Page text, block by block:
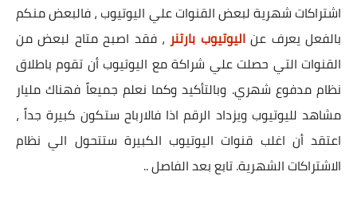
اشتراكات شهرية لبعض القنوات علي اليوتيوب ، فالبعض منكم
بالفعل يعرف عناليوتيوب بارتنر، فقد اصبح متاح لبعض من
القنوات التي حصلت علي شراكة مع اليوتيوب أن تقوم باطلاق
نظام مدفوع شهري. وبالتأكيد وكما نعلم جميعاً فهناك مليار
مشاهد لليوتيوب ويزداد الرقم اذا فالارباح ستكون كبيرة جداً ،
اعتقد أن اغلب قنوات اليوتيوب الكبيرة ستتحول الي نظام
الاشتراكات الشهرية. تابع بعد الفاصل ..